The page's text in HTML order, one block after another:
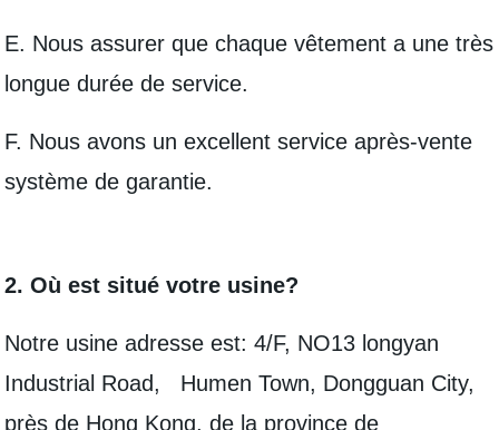
E. Nous assurer que chaque vêtement a une très
longue durée de service.
F. Nous avons un excellent service après-vente
système de garantie.
2. Où est situé votre usine?
Notre usine adresse est: 4/F, NO13 longyan
Industrial Road, Humen Town, Dongguan City,
près de Hong Kong, de la province de